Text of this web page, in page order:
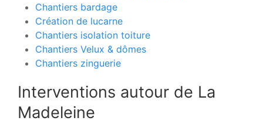
Chantiers bardage
Création de lucarne
Chantiers isolation toiture
Chantiers Velux & dômes
Chantiers zinguerie
Interventions autour de La
Madeleine